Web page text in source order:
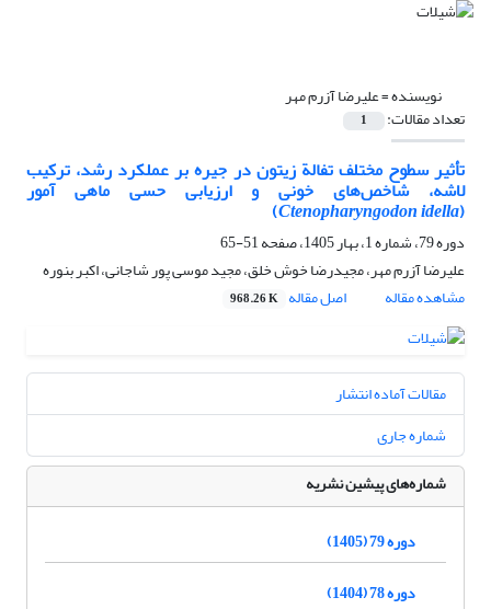
نویسنده =علیرضا آزرم مهر
تعداد مقالات: 1
تأثیر سطوح مختلف تفالة زیتون در جیره بر عملکرد رشد، ترکیب
لاشه، شاخص‌های خونی و ارزیابی حسی ماهی آمور
(
Ctenopharyngodon idella
)
دوره 79، شماره 1، بهار 1405، صفحه
51-65
علیرضا آزرم مهر، مجیدرضا خوش خلق، مجید موسی پور شاجانی، اکبر بنوره
مشاهده مقاله
اصل مقاله 968.26 K
مقالات آماده انتشار
شماره جاری
شماره‌های پیشین نشریه
دوره 79 (1405)
دوره 78 (1404)